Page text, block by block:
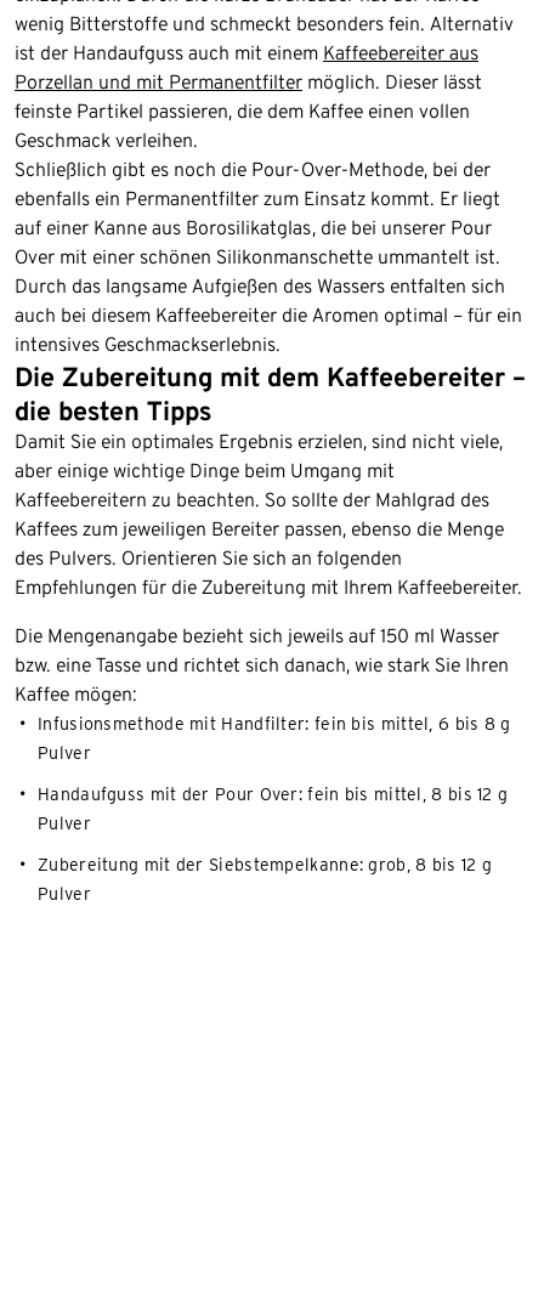
wenig Bitterstoffe und schmeckt besonders fein. Alternativ
ist der Handaufguss auch mit einem Kaffeebereiter aus
Porzellan und mit Permanentfilter möglich. Dieser lässt
feinste Partikel passieren, die dem Kaffee einen vollen
Geschmack verleihen.
Schließlich gibt es noch die Pour-Over-Methode, bei der
ebenfalls ein Permanentfilter zum Einsatz kommt. Er liegt
auf einer Kanne aus Borosilikatglas, die bei unserer Pour
Over mit einer schönen Silikonmanschette ummantelt ist.
Durch das langsame Aufgießen des Wassers entfalten sich
auch bei diesem Kaffeebereiter die Aromen optimal – für ein
intensives Geschmackserlebnis.
Die Zubereitung mit dem Kaffeebereiter –
die besten Tipps
Damit Sie ein optimales Ergebnis erzielen, sind nicht viele,
aber einige wichtige Dinge beim Umgang mit
Kaffeebereitern zu beachten. So sollte der Mahlgrad des
Kaffees zum jeweiligen Bereiter passen, ebenso die Menge
des Pulvers. Orientieren Sie sich an folgenden
Empfehlungen für die Zubereitung mit Ihrem Kaffeebereiter.
Die Mengenangabe bezieht sich jeweils auf 150 ml Wasser
bzw. eine Tasse und richtet sich danach, wie stark Sie Ihren
Kaffee mögen:
Infusionsmethode mit Handfilter: fein bis mittel, 6 bis 8 g
Pulver
Handaufguss mit der Pour Over: fein bis mittel, 8 bis 12 g
Pulver
Zubereitung mit der Siebstempelkanne: grob, 8 bis 12 g
Pulver